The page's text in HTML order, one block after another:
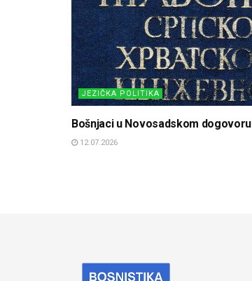
JEZIČKA POLITIKA
Bošnjaci u Novosadskom dogovoru
12.07.2026